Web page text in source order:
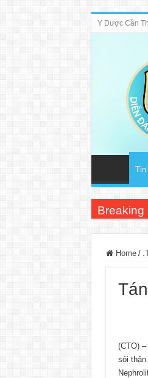
Y Dược Cần
Breaking
Home /
(CTO)
sỏi